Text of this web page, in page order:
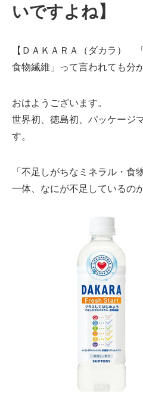
いですよね】
【ＤＡＫＡＲＡ（ダカラ）
食物繊維」って言われても分
おはようございます。
世界初、徳島初、パッケージ
す。
「不足しがちなミネラル・食
一体、なにが不足しているの